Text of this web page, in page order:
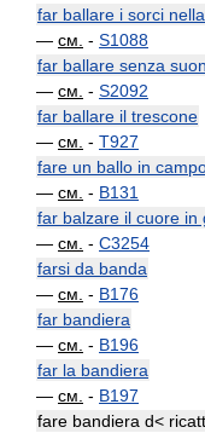
far ballare i sorci
— см. - S1088
far ballare senza
— см. - S2092
far ballare il trescone
— см. - T927
fare un ballo in
— см. - B131
far balzare il cuore in
— см. - C3254
farsi da banda
— см. - B176
far bandiera
— см. - B196
far la bandiera
— см. - B197
fare bandiera d<